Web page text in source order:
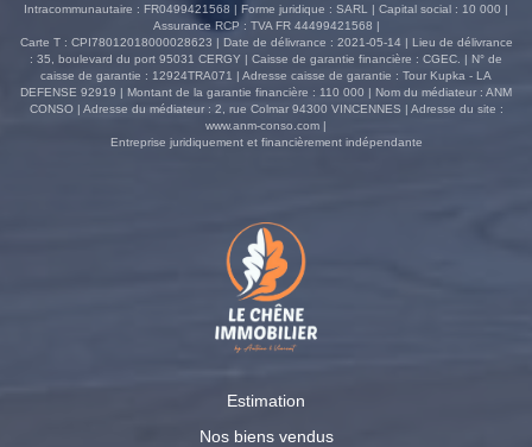
Intracommunautaire : FR0499421568 | Forme juridique : SARL | Capital social : 10 000 |
Assurance RCP : TVA FR 44499421568 |
Carte T : CPI78012018000028623 | Date de délivrance : 2021-05-14 | Lieu de délivrance
: 35, boulevard du port 95031 CERGY | Caisse de garantie financière : CGEC. | N° de
caisse de garantie : 12924TRA071 | Adresse caisse de garantie : Tour Kupka - LA
DEFENSE 92919 | Montant de la garantie financière : 110 000 | Nom du médiateur : ANM
CONSO | Adresse du médiateur : 2, rue Colmar 94300 VINCENNES | Adresse du site :
www.anm-conso.com |
Entreprise juridiquement et financièrement indépendante
Estimation
Nos biens vendus